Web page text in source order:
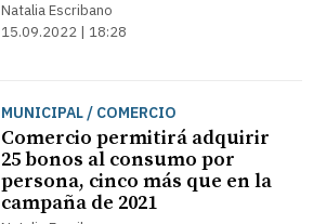
Natalia Escribano
15.09.2022 | 18:28
MUNICIPAL / COMERCIO
Comercio permitirá adquirir
25 bonos al consumo por
persona, cinco más que en la
campaña de 2021